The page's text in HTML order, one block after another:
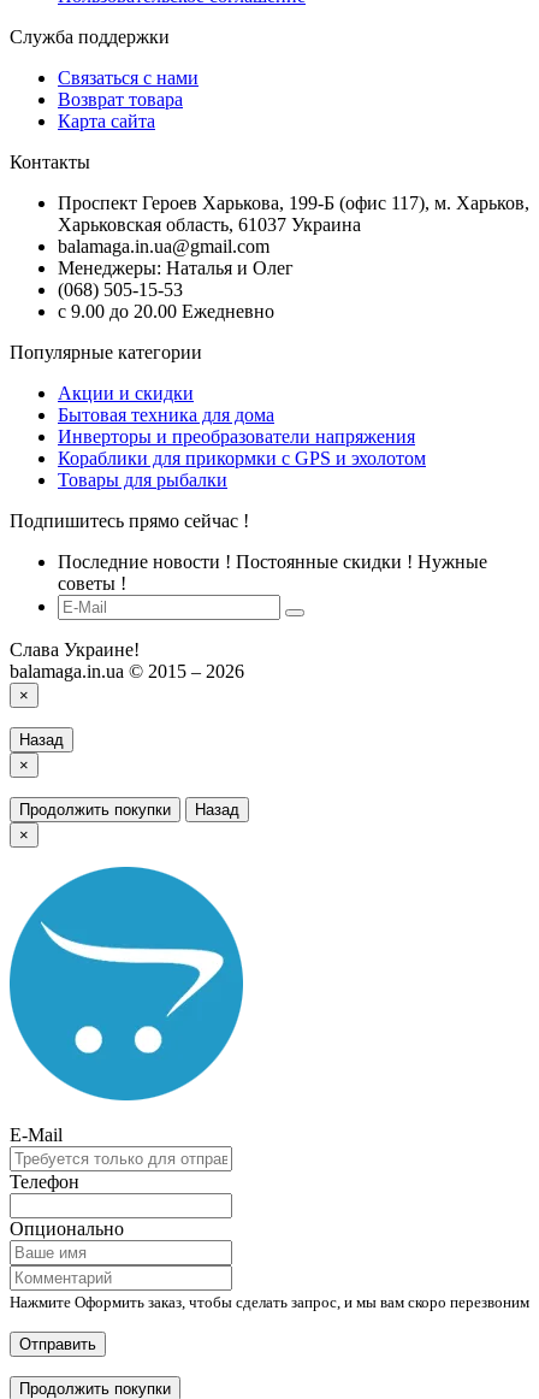
Служба поддержки
Связаться с нами
Возврат товара
Карта сайта
Контакты
Проспект Героев Харькова, 199-Б (офис 117), м. Харьков,
Харьковская область, 61037 Украина
balamaga.in.ua@gmail.com
Менеджеры: Наталья и Олег
(068) 505-15-53
с 9.00 до 20.00 Ежедневно
Популярные категории
Акции и скидки
Бытовая техника для дома
Инверторы и преобразователи напряжения
Кораблики для прикормки с GPS и эхолотом
Товары для рыбалки
Подпишитесь прямо сейчас !
Последние новости ! Постоянные скидки ! Нужные
советы !
Слава Украине!
balamaga.in.ua © 2015 – 2026
×
Назад
×
Продолжить покупки
Назад
×
E-Mail
Телефон
Опционально
Нажмите Оформить заказ, чтобы сделать запрос, и мы вам скоро перезвоним
Отправить
Продолжить покупки